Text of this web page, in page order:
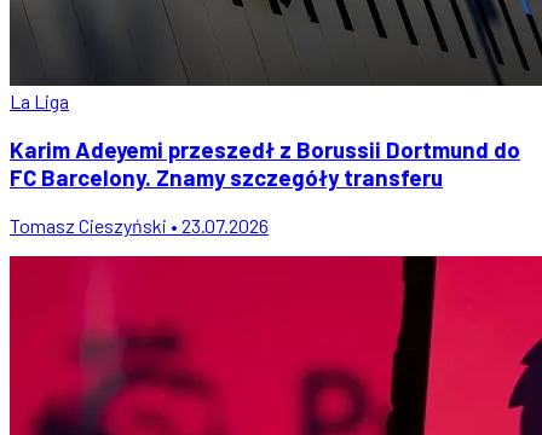
La Liga
Karim Adeyemi przeszedł z Borussii Dortmund do
FC Barcelony. Znamy szczegóły transferu
Tomasz Cieszyński • 23.07.2026